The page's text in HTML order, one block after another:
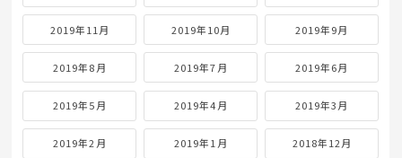
2019年11月 2019年10月 2019年9月
2019年8月 2019年7月 2019年6月
2019年5月 2019年4月 2019年3月
2019年2月 2019年1月 2018年12月